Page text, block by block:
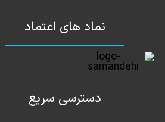
مشاوره ژنتیک شدم دکتر خوبی
خیلی عالی من یبار توسط دکتر
خوب و عالی
نماد های اعتماد
دسترسی سریع